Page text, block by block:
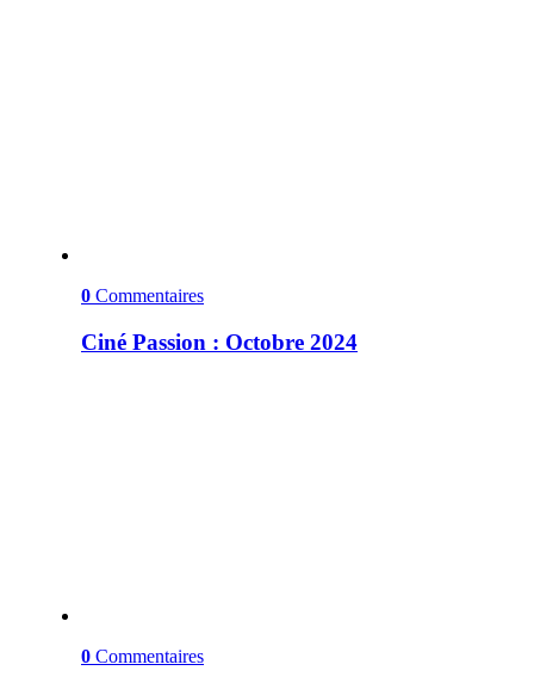
0 Commentaires
Ciné Passion : Octobre 2024
0 Commentaires